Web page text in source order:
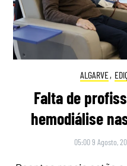
ALGARVE,
Falta de
hemodiálise
05:00 9 Agosto,